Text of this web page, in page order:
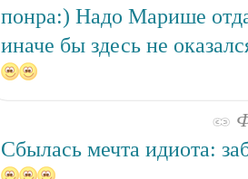
понра:) Надо Марише
иначе бы здесь не
Сбылась мечта идиота: